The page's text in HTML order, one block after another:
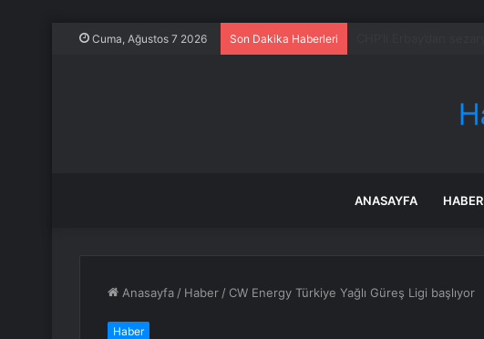
Cuma, Ağustos 7 2026 Son Dakika Haberleri
ANASAYFA HABER
Anasayfa / Haber / CW Energy Türkiye Yağlı Güreş Ligi başlıyor
Haber